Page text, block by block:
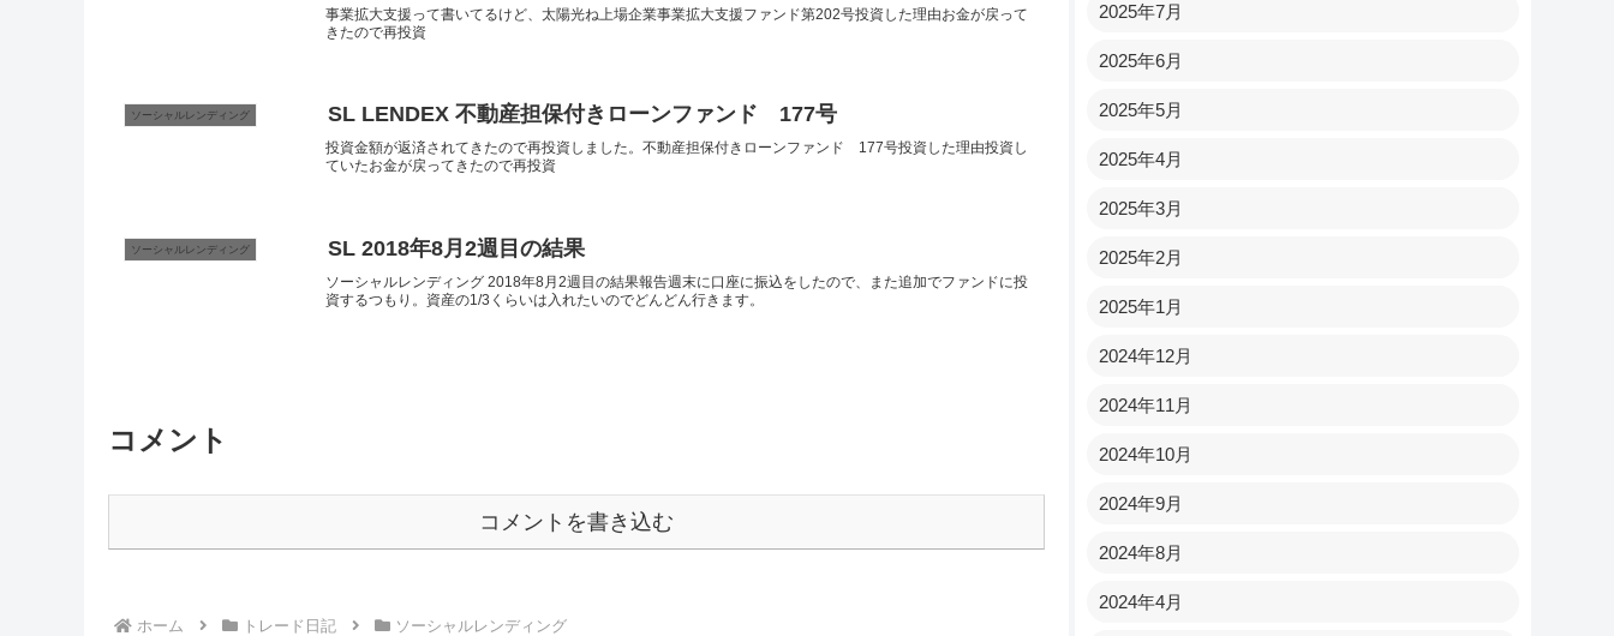
事業拡大支援って書いてるけど、太陽光ね上場企業事業拡大支援ファンド第202号投資した理由お金が戻って
きたので再投資
ソーシャルレンディング SL LENDEX 不動産担保付きローンファンド 177号
投資金額が返済されてきたので再投資しました。不動産担保付きローンファンド 177号投資した理由投資し
ていたお金が戻ってきたので再投資
ソーシャルレンディング SL 2018年8月2週目の結果
ソーシャルレンディング 2018年8月2週目の結果報告週末に口座に振込をしたので、また追加でファンドに投
資するつもり。資産の1/3くらいは入れたいのでどんどん行きます。
コメント
コメントを書き込む
ホーム トレード日記 ソーシャルレンディング
2025年7月
2025年6月
2025年5月
2025年4月
2025年3月
2025年2月
2025年1月
2024年12月
2024年11月
2024年10月
2024年9月
2024年8月
2024年4月